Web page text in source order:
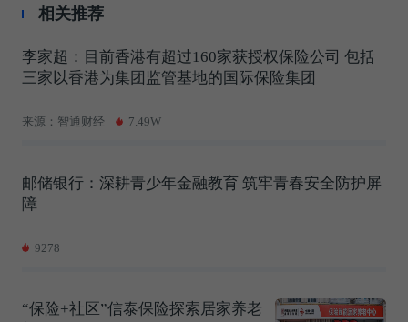
相关推荐
李家超：目前香港有超过160家获授权保险公司 包括
三家以香港为集团监管基地的国际保险集团
来源：智通财经 7.49W
邮储银行：深耕青少年金融教育 筑牢青春安全防护屏
障
9278
“保险+社区”信泰保险探索居家养老